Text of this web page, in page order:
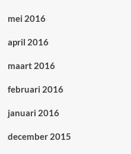
mei 2016
april 2016
maart 2016
februari 2016
januari 2016
december 2015